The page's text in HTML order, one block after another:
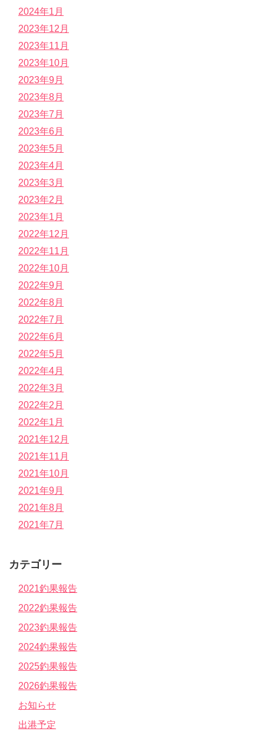
2024年1月
2023年12月
2023年11月
2023年10月
2023年9月
2023年8月
2023年7月
2023年6月
2023年5月
2023年4月
2023年3月
2023年2月
2023年1月
2022年12月
2022年11月
2022年10月
2022年9月
2022年8月
2022年7月
2022年6月
2022年5月
2022年4月
2022年3月
2022年2月
2022年1月
2021年12月
2021年11月
2021年10月
2021年9月
2021年8月
2021年7月
カテゴリー
2021釣果報告
2022釣果報告
2023釣果報告
2024釣果報告
2025釣果報告
2026釣果報告
お知らせ
出港予定